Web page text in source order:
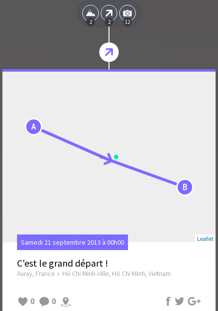
2 2 12
A
B
Leaflet
Samedi 21 septembre 2013 à 00h00
C'est le grand départ !
Auray, France › Hô Chi Minh-Ville, Hô Chi Minh, Vietnam
0 0